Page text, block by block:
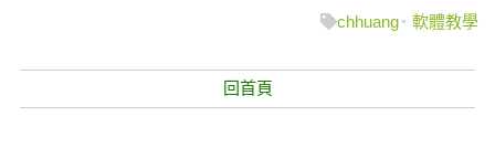
chhuang 軟體教學
回首頁